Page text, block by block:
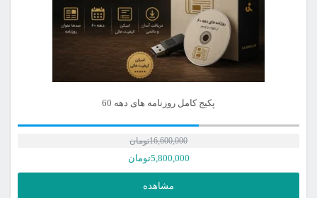
پکیج کامل روزنامه های دهه 60
16,600,000تومان
5,800,000تومان
مشاهده